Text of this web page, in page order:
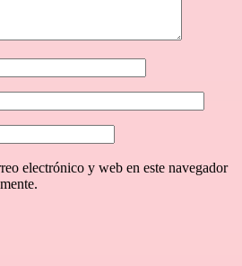
electrónico y web en este navegador